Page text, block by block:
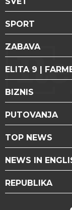
SPORT
ZABAVA
ELITA 9 |
BIZNIS
PUTOVANJA
TOP NEWS
NEWS IN
REPUBLIKA